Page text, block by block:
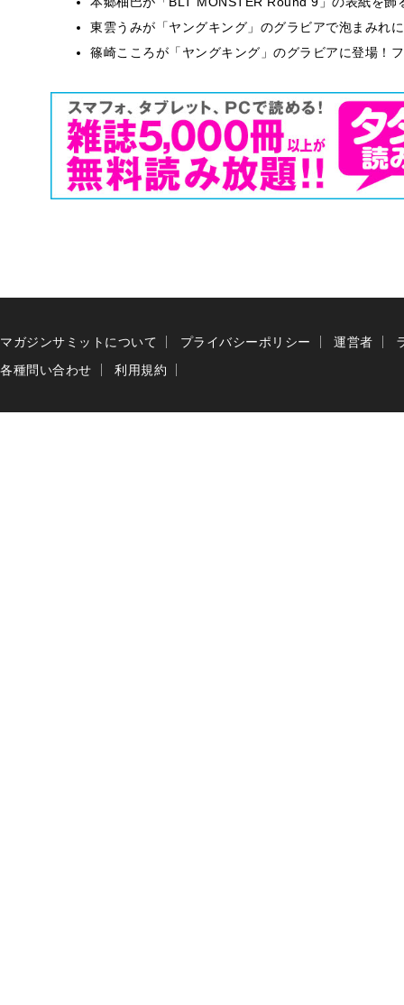
東雲うみが「ヤングキング」のグラビアで泡まみれ
篠崎こころが「ヤングキング」のグラビアに登場！
マガジンサミットについて プライバシーポリシー 運営者
各種問い合わせ
利用規約